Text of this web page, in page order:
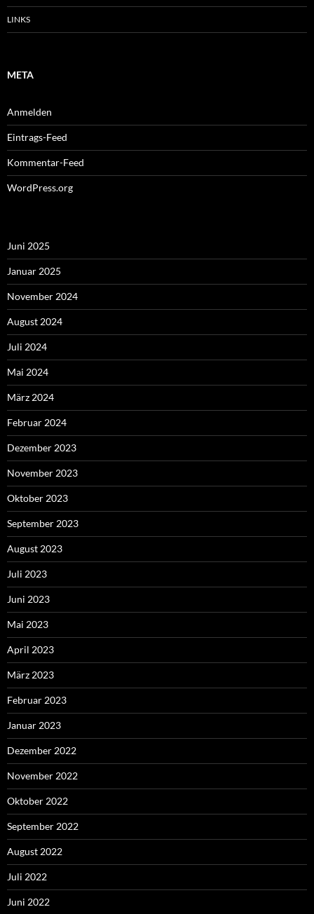
LINKS
META
Anmelden
Eintrags-Feed
Kommentar-Feed
WordPress.org
Juni 2025
Januar 2025
November 2024
August 2024
Juli 2024
Mai 2024
März 2024
Februar 2024
Dezember 2023
November 2023
Oktober 2023
September 2023
August 2023
Juli 2023
Juni 2023
Mai 2023
April 2023
März 2023
Februar 2023
Januar 2023
Dezember 2022
November 2022
Oktober 2022
September 2022
August 2022
Juli 2022
Juni 2022